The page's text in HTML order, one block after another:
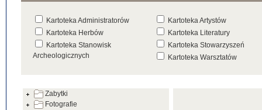
Kartoteka Administratorów
Kartoteka Artystów
Kartoteka Herbów
Kartoteka Literatury
Kartoteka Stanowisk
Archeologicznych
Kartoteka Stowarzyszeń
Kartoteka Warsztatów
Zabytki
Fotografie